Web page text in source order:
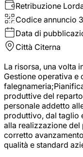
Retribuzione
Codice annuncio
Data di
Città Citerna
La risorsa, una volta
Gestione operativa
produttive del
personale addetto
produttivo, dal taglio
alla realizzazione
corretto
qualità e standard